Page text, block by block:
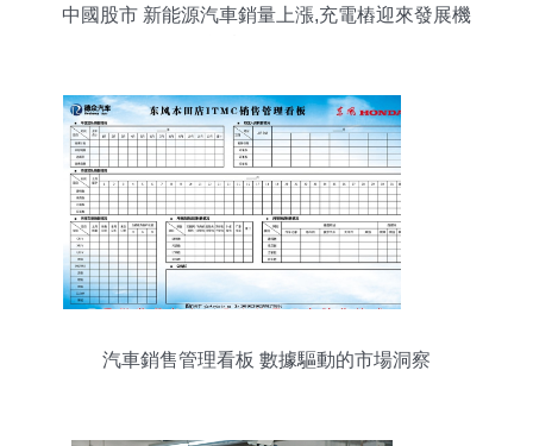
中國股市 新能源汽車銷量上漲,充電樁迎來發展機
汽車銷售管理看板 數據驅動的市場洞察